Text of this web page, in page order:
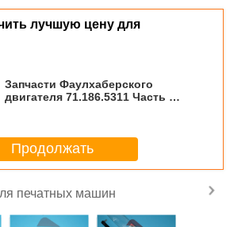
лучшую цену для
Запчасти Фаулхаберского
двигателя 71.186.5311 Часть No
Продолжать
печатных машин